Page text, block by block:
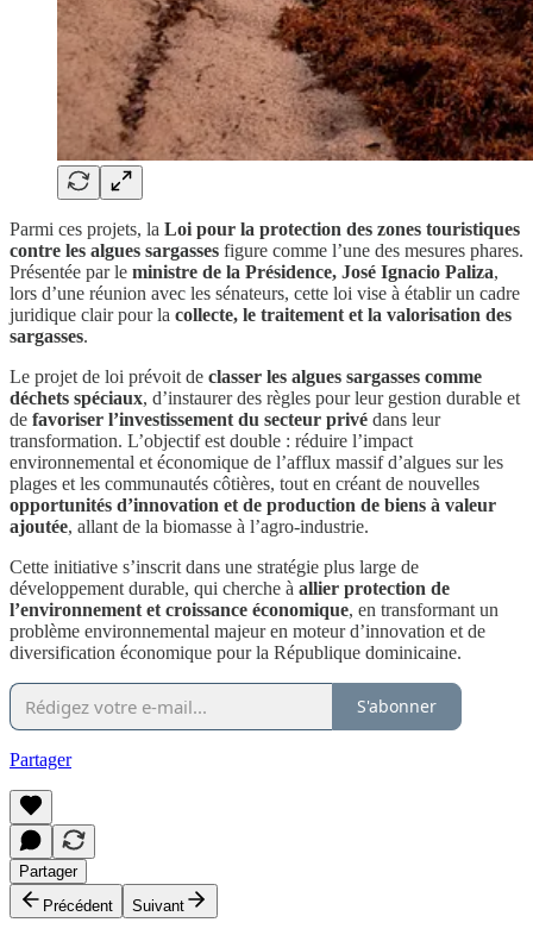
Parmi ces projets, la Loi pour la protection des zones touristiques
contre les algues sargasses figure comme l’une des mesures phares.
Présentée par le ministre de la Présidence, José Ignacio Paliza,
lors d’une réunion avec les sénateurs, cette loi vise à établir un cadre
juridique clair pour la collecte, le traitement et la valorisation des
sargasses.
Le projet de loi prévoit de classer les algues sargasses comme
déchets spéciaux, d’instaurer des règles pour leur gestion durable et
de favoriser l’investissement du secteur privé dans leur
transformation. L’objectif est double : réduire l’impact
environnemental et économique de l’afflux massif d’algues sur les
plages et les communautés côtières, tout en créant de nouvelles
opportunités d’innovation et de production de biens à valeur
ajoutée, allant de la biomasse à l’agro-industrie.
Cette initiative s’inscrit dans une stratégie plus large de
développement durable, qui cherche à allier protection de
l’environnement et croissance économique, en transformant un
problème environnemental majeur en moteur d’innovation et de
diversification économique pour la République dominicaine.
S'abonner
Partager
Partager
Précédent
Suivant